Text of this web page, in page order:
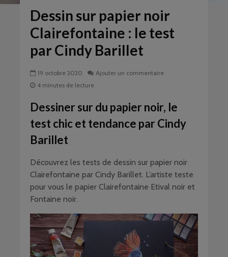
Dessin sur papier noir
Clairefontaine : le test
par Cindy Barillet
19 octobre 2020
Ajouter un commentaire
4 minutes de lecture
Dessiner sur du papier noir, le
test chic et tendance par Cindy
Barillet
Découvrez les tests de dessin sur papier noir
Clairefontaine par Cindy Barillet. L’artiste teste
pour vous le papier Clairefontaine Etival noir et
Fontaine noir.